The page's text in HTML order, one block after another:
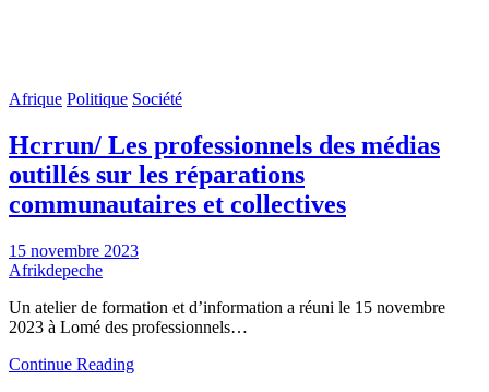
Afrique Politique Société
Hcrrun/ Les professionnels des médias
outillés sur les réparations
communautaires et collectives
15 novembre 2023
Afrikdepeche
Un atelier de formation et d’information a réuni le 15 novembre
2023 à Lomé des professionnels…
Continue Reading